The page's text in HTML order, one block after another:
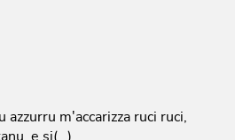
azzurru m'accarizza ruci ruci,
e si(…)